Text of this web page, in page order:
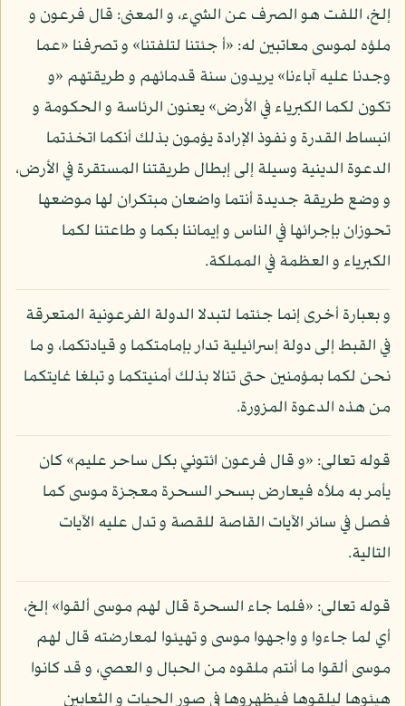
إلخ، اللفت هو الصرف عن الشيء، و المعنى: قال فرعون و
ملؤه لموسى معاتبين له: «أ جئتنا لتلفتنا» و تصرفنا «عما
وجدنا عليه آباءنا» يريدون سنة قدمائهم و طريقتهم «و
تكون لكما الكبرياء في الأرض» يعنون الرئاسة و الحكومة و
انبساط القدرة و نفوذ الإرادة يؤمون بذلك أنكما اتخذتما
الدعوة الدينية وسيلة إلى إبطال طريقتنا المستقرة في الأرض،
و وضع طريقة جديدة أنتما واضعان مبتكران لها موضعها
تحوزان بإجرائها في الناس و إيماننا بكما و طاعتنا لكما
الكبرياء و العظمة في المملكة.
و بعبارة أخرى إنما جئتما لتبدلا الدولة الفرعونية المتعرقة
في القبط إلى دولة إسرائيلية تدار بإمامتكما و قيادتكما، و ما
نحن لكما بمؤمنين حتى تنالا بذلك أمنيتكما و تبلغا غايتكما
من هذه الدعوة المزورة.
قوله تعالى: «و قال فرعون ائتوني بكل ساحر عليم» كان
يأمر به ملأه فيعارض بسحر السحرة معجزة موسى كما
فصل في سائر الآيات القاصة للقصة و تدل عليه الآيات
التالية.
قوله تعالى: «فلما جاء السحرة قال لهم موسى ألقوا» إلخ،
أي لما جاءوا و واجهوا موسى و تهيئوا لمعارضته قال لهم
موسى ألقوا ما أنتم ملقوه من الحبال و العصي، و قد كانوا
هيئوها ليلقوها فيظهروها في صور الحيات و الثعابين